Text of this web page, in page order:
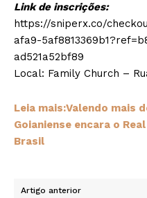
Link de inscrições:
https://sniperx.co/
afa9-
ad521a52bf89
Local: Family Church –
Leia mais:Valendo mais
Goianiense encara o
Brasil
Artigo anterior